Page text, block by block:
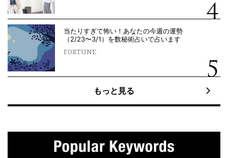
当たりすぎて怖い！あなたの今週の運勢
（2/23〜3/1）を数秘術占いで占います
FORTUNE
もっと見る